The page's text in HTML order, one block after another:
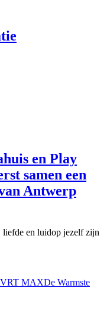
en Play
samen een
Antwerp
liefde en luidop jezelf zijn
VRT MAXDe Warmste